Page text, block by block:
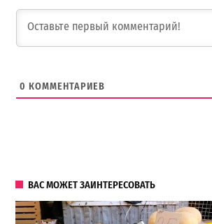
0 КОММЕНТАРИЕВ
ВАС МОЖЕТ ЗАИНТЕРЕСОВАТЬ